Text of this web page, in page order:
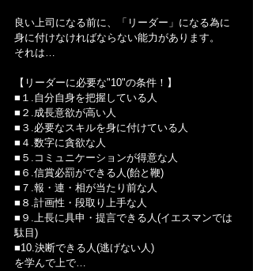
良い上司になる前に、「リーダー」になる為に
身に付けなければならない能力があります。
それは…
【リーダーに必要な"10"の条件！】
■１.自分自身を把握している人
■２.成長意欲が高い人
■３.必要なスキルを身に付けている人
■４.数字に貪欲な人
■５.コミュニケーションが得意な人
■６.信賞必罰ができる人(飴と鞭)
■７.報・連・相が当たり前な人
■８.計画性・段取り上手な人
■９.上長に具申・提言できる人(イエスマンでは
駄目)
■10.決断できる人(逃げない人)
を学んで上で…